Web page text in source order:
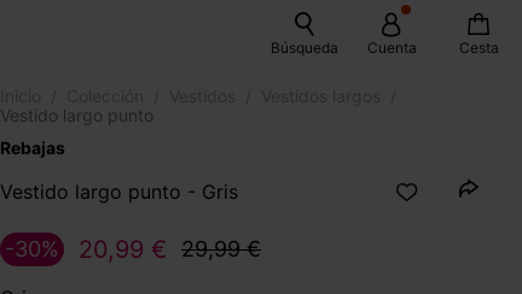
Búsqueda Cuenta Cesta
Vestido largo punto
Rebajas
Vestido largo punto - Gris
20,99 € 29,99 €
-30%